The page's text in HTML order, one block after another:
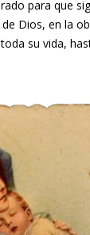
para que
Dios, en la
su vida,